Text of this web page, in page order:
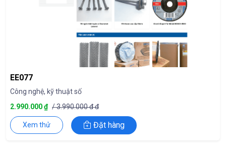
EE077
Công nghệ, kỹ thuật số
2.990.000 ₫ / 3.990.000 đ đ
Xem thử Đặt hàng